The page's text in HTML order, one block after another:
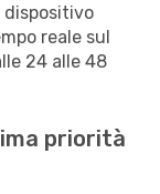
reale sul
24 alle 48
priorità